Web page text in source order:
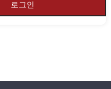
로그인